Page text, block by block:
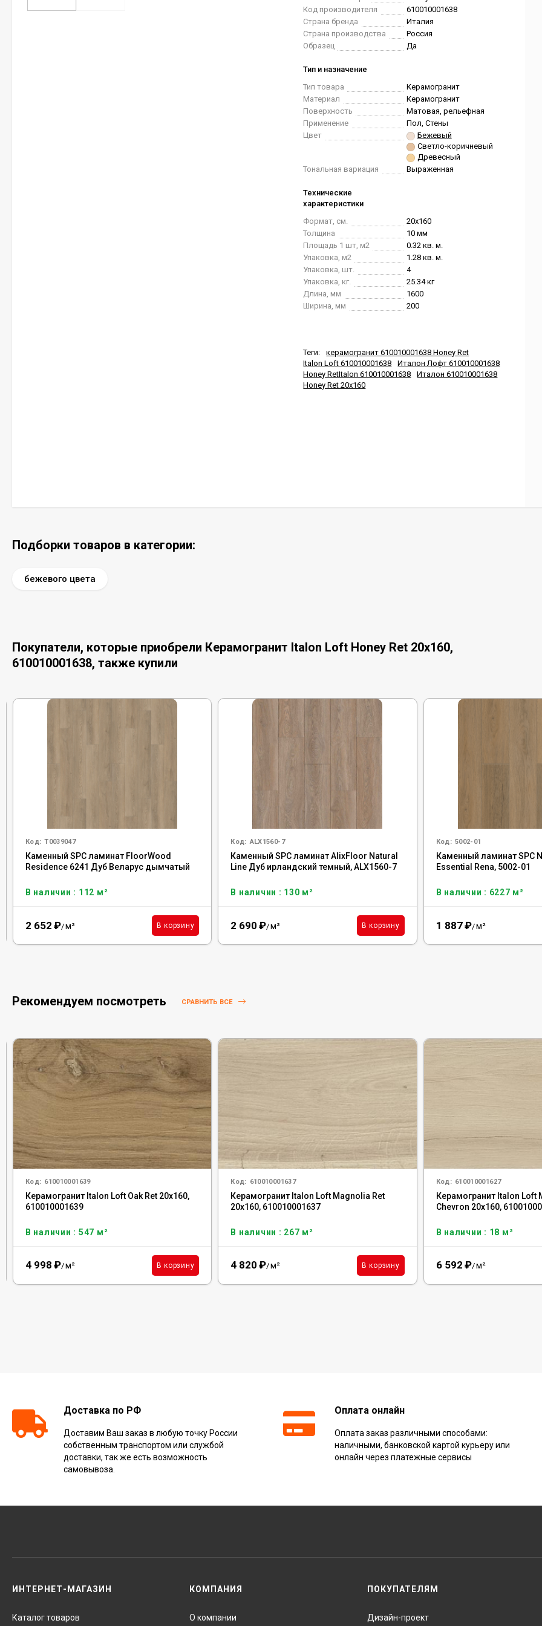
Код производителя
610010001638
Страна бренда
Италия
Страна производства
Россия
Образец
Да
Тип и назначение
Тип товара
Керамогранит
Материал
Керамогранит
Поверхность
Матовая, рельефная
Применение
Пол, Стены
Цвет
Бежевый
Светло-коричневый
Древесный
Тональная вариация
Выраженная
Технические
характеристики
Формат, см.
20x160
Толщина
10 мм
Площадь 1 шт, м2
0.32 кв. м.
Упаковка, м2
1.28 кв. м.
Упаковка, шт.
4
Упаковка, кг.
25.34 кг
Длина, мм
1600
Ширина, мм
200
Теги:
керамогранит 610010001638 Honey Ret
Italon Loft 610010001638
Италон Лофт 610010001638
Honey RetItalon 610010001638
Италон 610010001638
Honey Ret 20x160
Подборки товаров в категории:
бежевого цвета
Покупатели, которые приобрели Керамогранит Italon Loft Honey Ret 20x160,
610010001638, также купили
Код: Т0039047
Каменный SPC ламинат FloorWood
Residence 6241 Дуб Веларус дымчатый
В наличии : 112 м²
2 652 ₽/м² В корзину
Код: ALX1560-7
Каменный SPC ламинат AlixFloor Natural
Line Дуб ирландский темный, ALX1560-7
В наличии : 130 м²
2 690 ₽/м² В корзину
Код: 5002-01
Каменный ламинат SPC
Essential Rena, 5002-01
В наличии : 6227 м²
1 887₽/м²
Рекомендуем посмотреть СРАВНИТЬ ВСЕ
Код: 610010001639
Керамогранит Italon Loft Oak Ret 20x160,
610010001639
В наличии : 547 м²
4 998 ₽/м² В корзину
Код: 610010001637
Керамогранит Italon Loft Magnolia Ret
20x160, 610010001637
В наличии : 267 м²
4 820 ₽/м² В корзину
Код: 610010001627
Керамогранит Italon Loft
Chevron 20x160,
В наличии : 18 м²
6 592 ₽/м²
Доставка по РФ
Доставим Ваш заказ в любую точку России
собственным транспортом или службой
доставки, так же есть возможность
самовывоза.
Оплата онлайн
Оплата заказ различными способами:
наличными, банковской картой курьеру или
онлайн через платежные сервисы
ИНТЕРНЕТ-МАГАЗИН
Каталог товаров
КОМПАНИЯ
О компании
ПОКУПАТЕЛЯМ
Дизайн-проект